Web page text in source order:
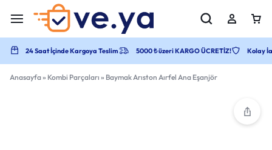
24 Saat İçinde Kargoya Teslim 5000 ₺ üzeri KARGO ÜCRETİZ! Kolay
Anasayfa» Kombi Parçaları » Baymak Arıston Aırfel Ana Eşanjör